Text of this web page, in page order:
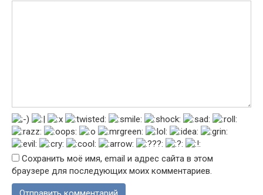
Сохранить моё имя, email и адрес сайта в этом
браузере для последующих моих комментариев.